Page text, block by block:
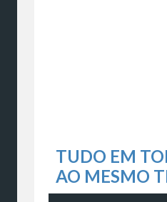
TUDO EM
AO MESMO